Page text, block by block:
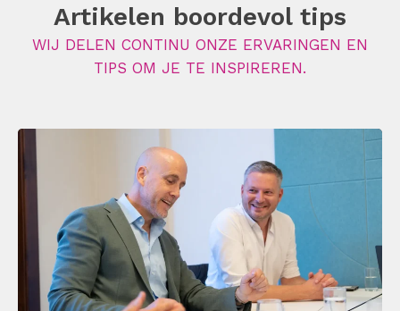
Artikelen boordevol tips
WIJ DELEN CONTINU ONZE ERVARINGEN EN
TIPS OM JE TE INSPIREREN.